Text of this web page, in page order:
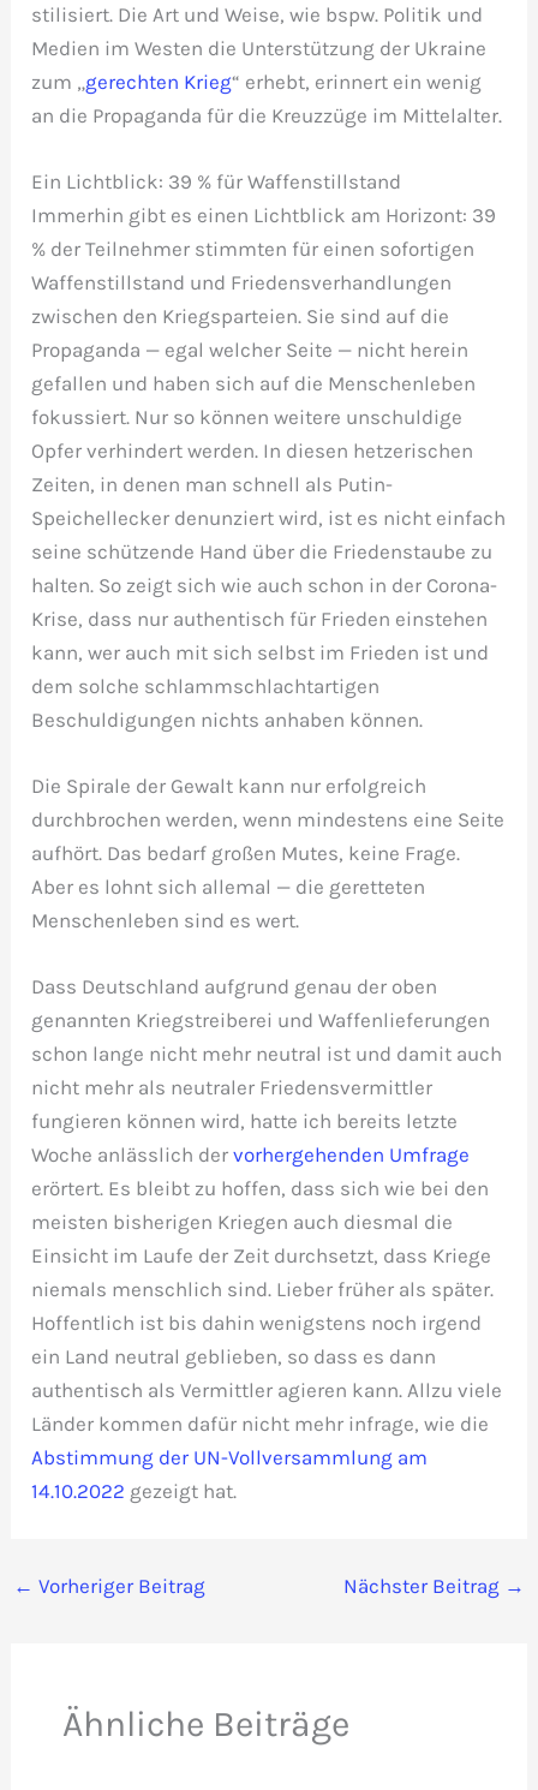
stilisiert. Die Art und Weise, wie bspw. Politik und
Medien im Westen die Unterstützung der Ukraine
zum „gerechten Krieg“ erhebt, erinnert ein wenig
an die Propaganda für die Kreuzzüge im Mittelalter.
Ein Lichtblick: 39 % für Waffenstillstand
Immerhin gibt es einen Lichtblick am Horizont: 39
% der Teilnehmer stimmten für einen sofortigen
Waffenstillstand und Friedensverhandlungen
zwischen den Kriegsparteien. Sie sind auf die
Propaganda — egal welcher Seite — nicht herein
gefallen und haben sich auf die Menschenleben
fokussiert. Nur so können weitere unschuldige
Opfer verhindert werden. In diesen hetzerischen
Zeiten, in denen man schnell als Putin-
Speichellecker denunziert wird, ist es nicht einfach
seine schützende Hand über die Friedenstaube zu
halten. So zeigt sich wie auch schon in der Corona-
Krise, dass nur authentisch für Frieden einstehen
kann, wer auch mit sich selbst im Frieden ist und
dem solche schlammschlachtartigen
Beschuldigungen nichts anhaben können.
Die Spirale der Gewalt kann nur erfolgreich
durchbrochen werden, wenn mindestens eine Seite
aufhört. Das bedarf großen Mutes, keine Frage.
Aber es lohnt sich allemal — die geretteten
Menschenleben sind es wert.
Dass Deutschland aufgrund genau der oben
genannten Kriegstreiberei und Waffenlieferungen
schon lange nicht mehr neutral ist und damit auch
nicht mehr als neutraler Friedensvermittler
fungieren können wird, hatte ich bereits letzte
Woche anlässlich dervorhergehenden Umfrage
erörtert. Es bleibt zu hoffen, dass sich wie bei den
meisten bisherigen Kriegen auch diesmal die
Einsicht im Laufe der Zeit durchsetzt, dass Kriege
niemals menschlich sind. Lieber früher als später.
Hoffentlich ist bis dahin wenigstens noch irgend
ein Land neutral geblieben, so dass es dann
authentisch als Vermittler agieren kann. Allzu viele
Länder kommen dafür nicht mehr infrage, wie die
Abstimmung der UN-Vollversammlung am
14.10.2022 gezeigt hat.
← Vorheriger Beitrag Nächster Beitrag →
Ähnliche Beiträge